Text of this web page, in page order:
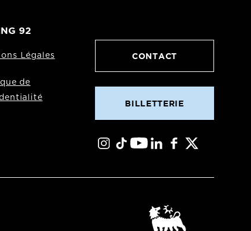
92
Légales
de
CONTACT
BILLETTERIE